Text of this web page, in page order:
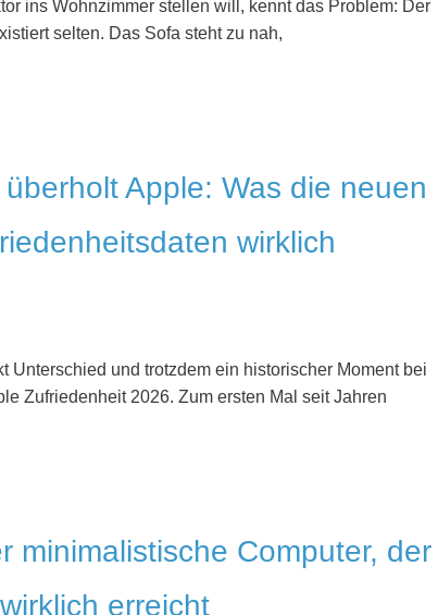
ins Wohnzimmer stellen will, kennt das Problem: Der
selten. Das Sofa steht zu nah,
Apple: Was die neuen
wirklich
Unterschied und trotzdem ein historischer Moment bei
Zufriedenheit 2026. Zum ersten Mal seit Jahren
minimalistische Computer, der
erreicht